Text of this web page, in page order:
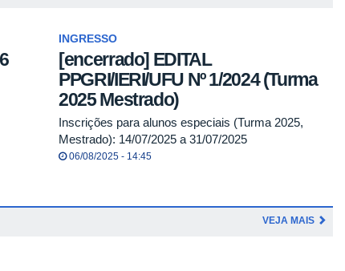
INGRESSO
[encerrado] EDITAL
PPGRI/IERI/UFU Nº 1/2024 (Turma
2025 Mestrado)
Inscrições para alunos especiais (Turma 2025,
Mestrado): 14/07/2025 a 31/07/2025
06/08/2025 - 14:45
VEJA MAIS